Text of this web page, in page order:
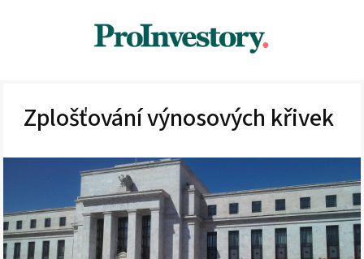
Zplošťování výnosových křivek